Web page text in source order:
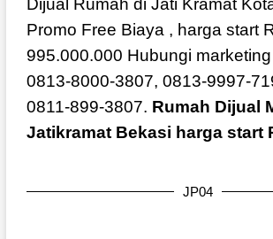
Dijual Rumah di Jati Kramat
Promo Free Biaya , harga start
995.000.000 Hubungi
0813-8000-3807, 0813-9997-
0811-899-3807. Rumah Dijual
Jatikramat Bekasi harga start
JP04